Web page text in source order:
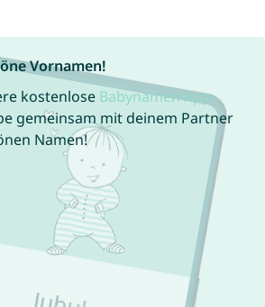
Vornamen!
kostenlose Babynamen App
gemeinsam mit deinem Partner
Namen!